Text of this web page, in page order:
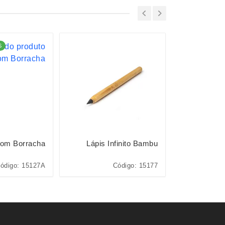
Borracha
15127A
Lápis Infinito Bambu
Código: 15177